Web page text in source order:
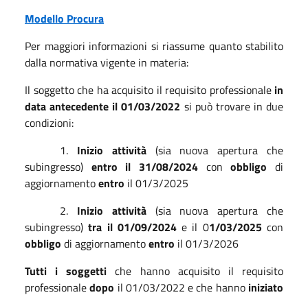
Modello Procura
Per maggiori informazioni si riassume quanto stabilito
dalla normativa vigente in materia:
Il soggetto che ha acquisito il requisito professionale in
data antecedente il 01/03/2022 si può trovare in due
condizioni:
1. Inizio attività (sia nuova apertura che
subingresso) entro il 31/08/2024 con obbligo di
aggiornamentoentro il 01/3/2025
2. Inizio attività(sia nuova apertura che
subingresso) tra il 01/09/2024e il 01/03/2025con
obbligo di aggiornamentoentro il 01/3/2026
Tutti i soggetti che hanno acquisito il requisito
professionaledopo il 01/03/2022 e che hanno iniziato